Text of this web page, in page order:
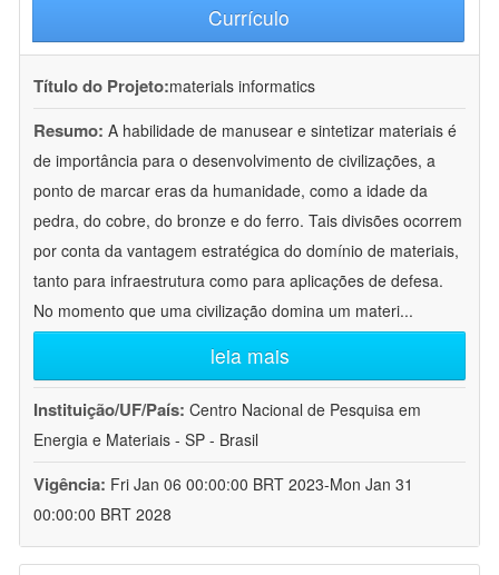
Currículo
Título do Projeto:materials informatics
Resumo: A habilidade de manusear e sintetizar materiais é
de importância para o desenvolvimento de civilizações, a
ponto de marcar eras da humanidade, como a idade da
pedra, do cobre, do bronze e do ferro. Tais divisões ocorrem
por conta da vantagem estratégica do domínio de materiais,
tanto para infraestrutura como para aplicações de defesa.
No momento que uma civilização domina um materi...
leia mais
Instituição/UF/País: Centro Nacional de Pesquisa em
Energia e Materiais - SP - Brasil
Vigência: Fri Jan 06 00:00:00 BRT 2023-Mon Jan 31
00:00:00 BRT 2028